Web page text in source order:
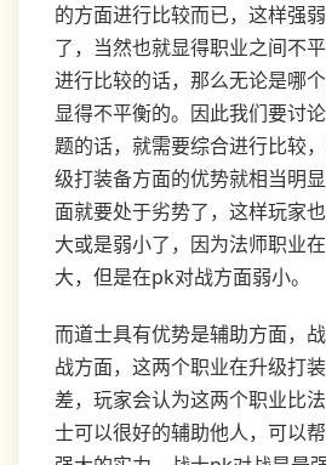
的方面进行比较而已，这样强
了，当然也就显得职业之间不
进行比较的话，那么无论是哪
显得不平衡的。因此我们要讨
题的话，就需要综合进行比较
级打装备方面的优势就相当明
面就要处于劣势了，这样玩家
大或是弱小了，因为法师职业
大，但是在pk对战方面弱小。
而道士具有优势是辅助方面，
战方面，这两个职业在升级打
差，玩家会认为这两个职业比
士可以很好的辅助他人，可以